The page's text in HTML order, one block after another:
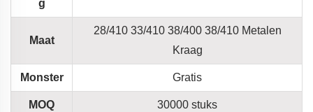
g
Maat
28/410 33/410 38/400 38/410 Metalen
Kraag
Monster Gratis
MOQ 30000 stuks